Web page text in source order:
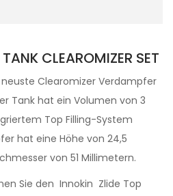
CLEAROMIZER SET
Clearomizer Verdampfer
Tank hat ein Volumen von 3
Top Filling-System
hat eine Höhe von 24,5
von 51 Millimetern.
Sie den Innokin Zlide Top